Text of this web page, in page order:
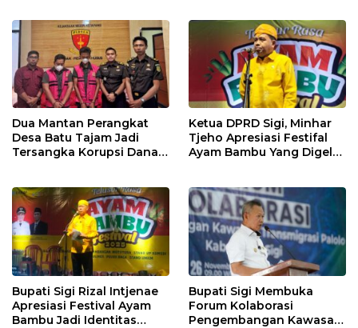
Dua Mantan Perangkat
Desa Batu Tajam Jadi
Tersangka Korupsi Dana
Ketua DPRD Sigi, Minhar
Tjeho Apresiasi Festifal
Ayam Bambu Yang Digelar
Bupati Sigi Rizal Intjenae
Apresiasi Festival Ayam
Bambu Jadi Identitas
Bupati Sigi Membuka
Forum Kolaborasi
Pengembangan Kawasan